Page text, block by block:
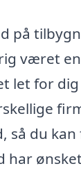
på
været
let for
så du kan
har